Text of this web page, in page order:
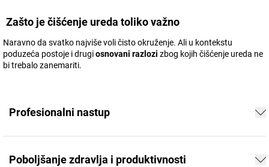
Zašto je čišćenje ureda toliko važno
Naravno da svatko najviše voli čisto okruženje. Ali u kontekstu
poduzeća postoje i drugiosnovani razlozi zbog kojih čišćenje ureda ne
bi trebalo zanemariti.
Profesionalni nastup
Poboljšanje zdravlja i produktivnosti